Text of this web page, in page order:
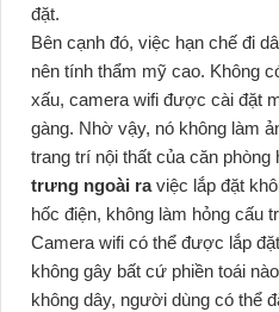
đặt.
Bên cạnh đó, việc hạn chế đi
nên tính thẩm mỹ cao. Không
xấu, camera wifi được cài đặt
gàng. Nhờ vậy, nó không làm
trang trí nội thất của căn
trưng ngoài raviệc lắp đặt
hốc điện, không làm hỏng cấu
Camera wifi có thể được lắp
không gây bất cứ phiền toái
không dây, người dùng có thể